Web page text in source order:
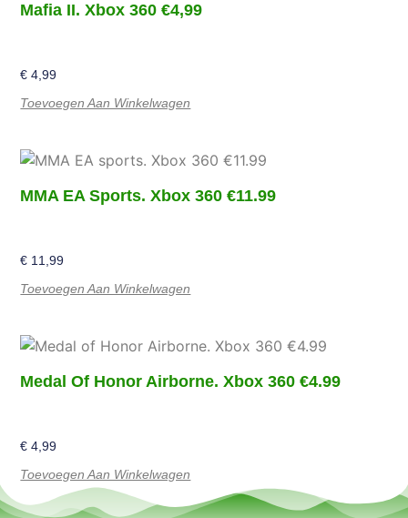
Mafia II. Xbox 360 €4,99
€ 4,99
Toevoegen Aan Winkelwagen
MMA EA Sports. Xbox 360 €11.99
€ 11,99
Toevoegen Aan Winkelwagen
Medal Of Honor Airborne. Xbox 360 €4.99
€ 4,99
Toevoegen Aan Winkelwagen